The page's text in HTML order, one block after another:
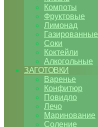
Компоты
Фруктовые
Лимонад
Газированные
Соки
Коктейли
Алкогольные
ЗАГОТОВКИ
Варенье
Конфитюр
Повидло
Лечо
Маринование
Соление